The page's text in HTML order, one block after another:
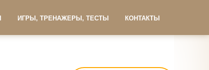
ИГРЫ, ТРЕНАЖЕРЫ, ТЕСТЫ КОНТАКТЫ